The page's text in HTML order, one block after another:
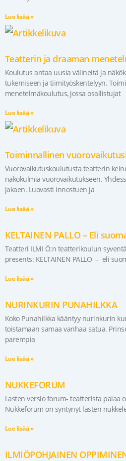
Lue lisää »
Teatterin ja draaman
Koulutus antaa uusia välineitä ja
tukemiseen ja tiimityöskentelyyn.
menetelmäkoulutus, jossa osallistujat
Lue lisää »
Toiminnallinen
Vuorovaikutuskoulutusta teatterin
näkökulmia vuorovaikutukseen.
jakaen. Luovasti innostuen ja
Lue lisää »
KELTAINEN PALLO – Eli
Teatteri ILMI Ö:n teatterikoulun
presents: KELTAINEN PALLO – eli
Lue lisää »
NURINKURIN PUNAHILKKA
Koko Punahilkka kääntyy nurinkurin
toistamaan samaa vanhaa satua.
parempia
Lue lisää »
NUKKEFORUM
Lasten versio forum- teatterista palaa
Nukkeforum on syntynyt lasten
Lue lisää »
ILMIÖPOHJAINEN